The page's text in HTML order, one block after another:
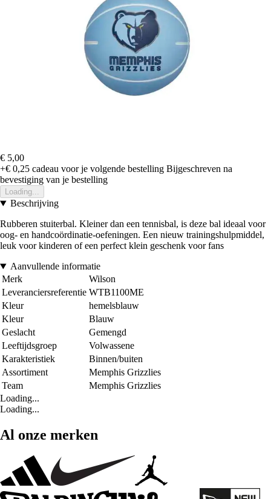
€ 5,00
+€ 0,25 cadeau voor je volgende bestelling Bijgeschreven na
bevestiging van je bestelling
Loading...
Beschrijving
Rubberen stuiterbal. Kleiner dan een tennisbal, is deze bal ideaal voor
oog- en handcoördinatie-oefeningen. Een nieuw trainingshulpmiddel,
leuk voor kinderen of een perfect klein geschenk voor fans
Aanvullende informatie
Merk
Wilson
Leveranciersreferentie WTB1100ME
Kleur
hemelsblauw
Kleur
Blauw
Geslacht
Gemengd
Leeftijdsgroep
Volwassene
Karakteristiek
Binnen/buiten
Assortiment
Memphis Grizzlies
Team
Memphis Grizzlies
Loading...
Loading...
Al onze merken